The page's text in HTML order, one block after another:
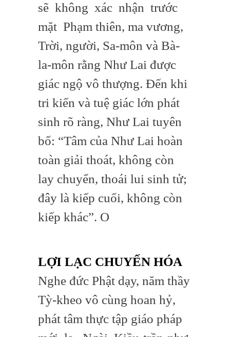
sẽ không xác nhận trước
mặt Phạm thiên, ma vương,
Trời, người, Sa-môn và Bà-
la-môn rằng Như Lai được
giác ngộ vô thượng. Đến khi
tri kiến và tuệ giác lớn phát
sinh rõ ràng, Như Lai tuyên
bố: “Tâm của Như Lai hoàn
toàn giải thoát, không còn
lay chuyển, thoái lui sinh tử;
đây là kiếp cuối, không còn
kiếp khác”. O
LỢI LẠC CHUYẾN HÓA
Nghe đức Phật dạy, năm thầy
Tỳ-kheo vô cùng hoan hỷ,
phát tâm thực tập giáo pháp